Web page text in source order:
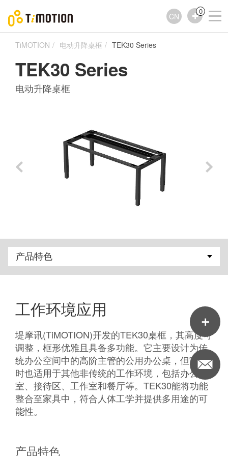
CN
0
TiMOTION 电动升降桌框 TEK30 Series
TEK30 Series
电动升降桌框
工作环境应用
堤摩讯(TiMOTION)开发的TEK30桌框，其高度可
调整，框形优雅且具备多功能。它主要设计为传
统办公空间中的高阶主管的公用办公桌，但它同
时也适用于其他非传统的工作环境，包括办公
室、接待区、工作室和餐厅等。TEK30能将功能
整合至家具中，符合人体工学并提供多用途的可
能性。
产品特色